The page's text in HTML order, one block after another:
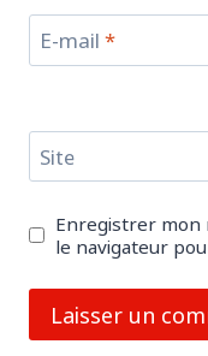
E-mail *
Site
Enregistrer mon
le navigateur